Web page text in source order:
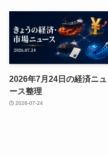
2026年7月24日の経済ニュ
ース整理
2026-07-24